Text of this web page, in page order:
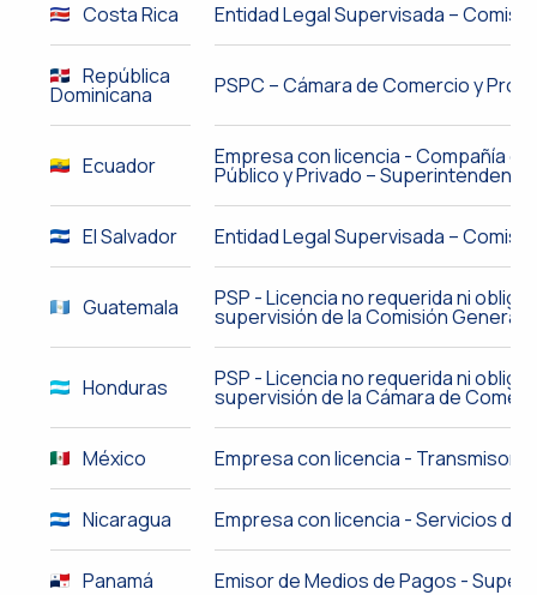
Costa Rica Entidad Legal Supervisada –
República
Dominicana PSPC – Cámara de Comercio y
Ecuador Empresa con licencia - Compañía
Público y Privado –
El Salvador Entidad Legal Supervisada –
Guatemala PSP - Licencia no requerida ni
supervisión de la Comisión General
Honduras PSP - Licencia no requerida ni
supervisión de la Cámara de
México Empresa con licencia - Transmisor
Nicaragua Empresa con licencia - Servicios de
Panamá Emisor de Medios de Pagos -